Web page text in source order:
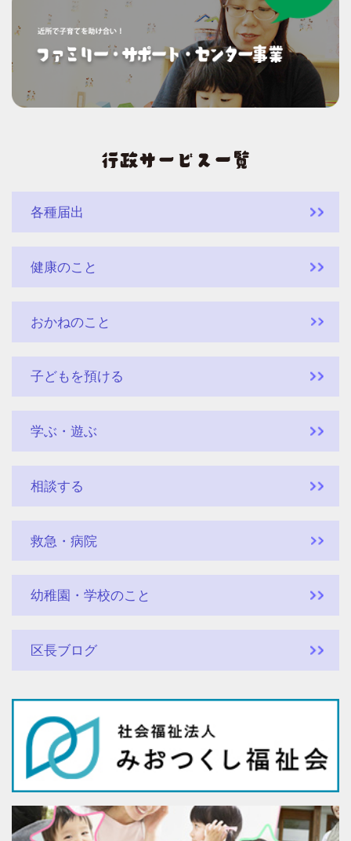
各種届出
健康のこと
おかねのこと
子どもを預ける
学ぶ・遊ぶ
相談する
救急・病院
幼稚園・学校のこと
区長ブログ